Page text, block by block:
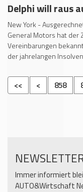
Delphi will raus
New York -
General Motors hat der
Vereinbarungen
der jahrelangen
<< < 858
Immer informiert
AUTO&Wirtschaft